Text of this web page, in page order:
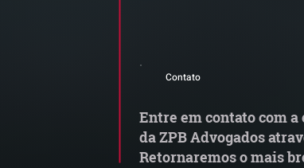
reforma tributária e os
modelos de vinculação no
Contato
Entre em contato com
da ZPB Advogados
Retornaremos o mais